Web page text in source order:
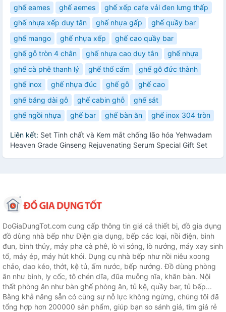
ghế eames
ghế aemes
ghế xếp cafe vải đen lưng thấp
ghế nhựa xếp duy tân
ghế nhựa gấp
ghế quầy bar
ghế mango
ghế nhựa xếp
ghế cao quầy bar
ghế gỗ tròn 4 chân
ghế nhựa cao duy tân
ghế nhựa
ghế cà phê thanh lý
ghế thổ cẩm
ghế gỗ đức thành
ghế inox
ghế nhựa đúc ghế gỗ
ghế cao
ghế băng dài gỗ
ghế cabin ghỗ
ghế sắt
ghế ngồi nhựa
ghế bar ghế bàn ăn ghế inox 304 tròn
Liên kết: Set Tinh chất và Kem mắt chống lão hóa Yehwadam
Heaven Grade Ginseng Rejuvenating Serum Special Gift Set
DoGiaDungTot.com cung cấp thông tin giá cả thiết bị, đồ gia dụng
đồ dùng nhà bếp như Điện gia dụng, bếp các loại, nồi điện, bình
đun, bình thủy, máy pha cà phê, lò vi sóng, lò nướng, máy xay sinh
tố, máy ép, máy hút khói. Dụng cụ nhà bếp như nồi niêu xoong
chảo, dao kéo, thớt, kệ tủ, ấm nước, bếp nướng. Đồ dùng phòng
ăn như bình, ly cốc, tô chén dĩa, đũa muỗng nĩa, khăn bàn. Nội
thất phòng ăn như bàn ghế phòng ăn, tủ kệ, quầy bar, tủ bếp...
Bằng khả năng sẵn có cùng sự nỗ lực không ngừng, chúng tôi đã
tổng hợp hơn 200000 sản phẩm, giúp bạn so sánh giá, tìm giá rẻ